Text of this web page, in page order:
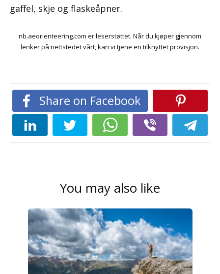
gaffel, skje og flaskeåpner.
nb.aeorienteering.com er leserstøttet. Når du kjøper gjennom
lenker på nettstedet vårt, kan vi tjene en tilknyttet provisjon.
Share on Facebook
You may also like